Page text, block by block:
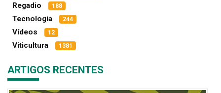
Regadio 188
Tecnologia 244
Vídeos 12
Viticultura 1381
ARTIGOS RECENTES